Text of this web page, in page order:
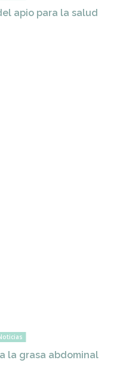
apio para la salud
la grasa abdominal